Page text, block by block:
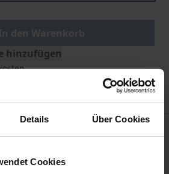
Details Über Cookies
Cookies
hinzufügen
eingesetzten